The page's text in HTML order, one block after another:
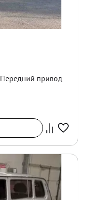
Передний привод